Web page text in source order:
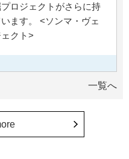
ロジェクトがさらに持
ます。 <ソンマ・ヴェ
クト>
す。 <ひらけ！赤門プ一覧へ